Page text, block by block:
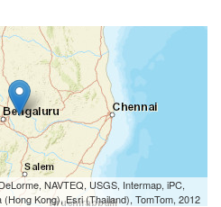
NAVTEQ, USGS, Intermap, iPC,
Kong), Esri (Thailand), TomTom, 2012